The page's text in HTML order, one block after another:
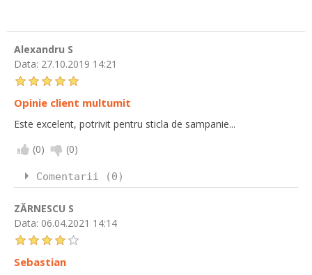
Alexandru S
Data: 27.10.2019 14:21
Opinie client multumit
Este excelent, potrivit pentru sticla de sampanie...
(0) (0)
Comentarii (0)
ZĂRNESCU S
Data: 06.04.2021 14:14
Sebastian